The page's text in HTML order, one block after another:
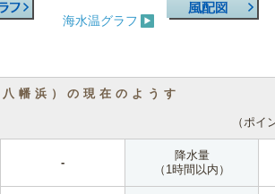
海水温グラフ
幡浜）の現在のようす
（ポイ
-
降水量
（1時間以内）